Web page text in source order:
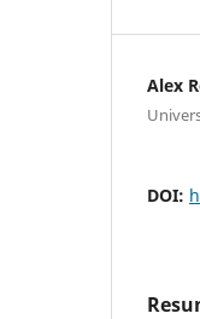
Alex
DOI: